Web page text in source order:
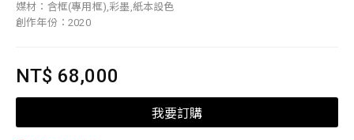
媒材：含框(專用框),彩墨,紙本設色
創作年份：2020
NT$ 68,000
我要訂購